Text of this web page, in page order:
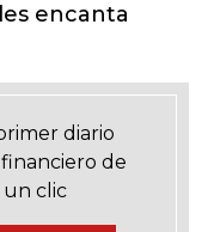
encanta
diario
de
un clic